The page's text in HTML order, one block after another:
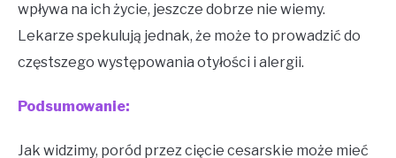
wpływa na ich życie, jeszcze dobrze nie wiemy.
Lekarze spekulują jednak, że może to prowadzić do
częstszego występowania otyłości i alergii.
Podsumowanie:
Jak widzimy, poród przez cięcie cesarskie może mieć